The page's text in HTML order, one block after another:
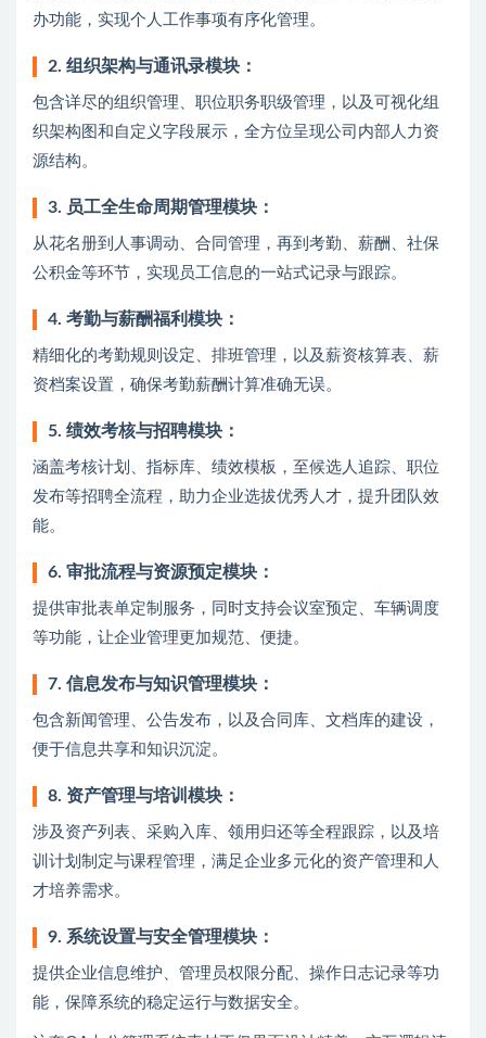
办功能，实现个人工作事项有序化管理。
2. 组织架构与通讯录模块：
包含详尽的组织管理、职位职务职级管理，以及可视化组
织架构图和自定义字段展示，全方位呈现公司内部人力资
源结构。
3. 员工全生命周期管理模块：
从花名册到人事调动、合同管理，再到考勤、薪酬、社保
公积金等环节，实现员工信息的一站式记录与跟踪。
4. 考勤与薪酬福利模块：
精细化的考勤规则设定、排班管理，以及薪资核算表、薪
资档案设置，确保考勤薪酬计算准确无误。
5. 绩效考核与招聘模块：
涵盖考核计划、指标库、绩效模板，至候选人追踪、职位
发布等招聘全流程，助力企业选拔优秀人才，提升团队效
能。
6. 审批流程与资源预定模块：
提供审批表单定制服务，同时支持会议室预定、车辆调度
等功能，让企业管理更加规范、便捷。
7. 信息发布与知识管理模块：
包含新闻管理、公告发布，以及合同库、文档库的建设，
便于信息共享和知识沉淀。
8. 资产管理与培训模块：
涉及资产列表、采购入库、领用归还等全程跟踪，以及培
训计划制定与课程管理，满足企业多元化的资产管理和人
才培养需求。
9. 系统设置与安全管理模块：
提供企业信息维护、管理员权限分配、操作日志记录等功
能，保障系统的稳定运行与数据安全。